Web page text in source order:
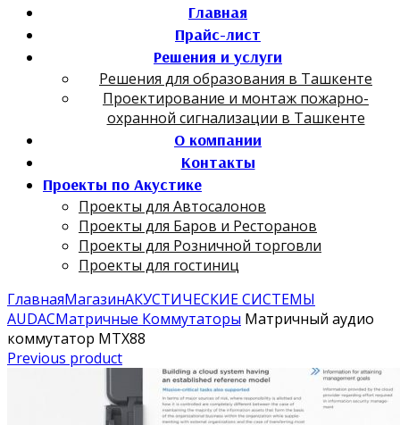
Главная
Прайс-лист
Решения и услуги
Решения для образования в Ташкенте
Проектирование и монтаж пожарно-
охранной сигнализации в Ташкенте
О компании
Контакты
Проекты по Акустике
Проекты для Автосалонов
Проекты для Баров и Ресторанов
Проекты для Розничной торговли
Проекты для гостиниц
ГлавнаяМагазинАКУСТИЧЕСКИЕ СИСТЕМЫ
AUDACМатричные Коммутаторы Матричный аудио
коммутатор MTX88
Previous product